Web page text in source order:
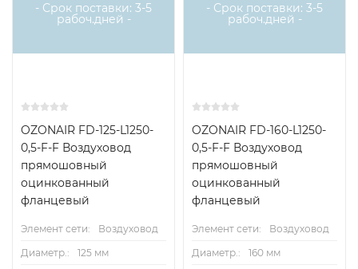
- Срок поставки: 3-5
рабоч.дней -
OZONAIR FD-125-L1250-
0,5-F-F Воздуховод
прямошовный
оцинкованный
фланцевый
Элемент сети:
Воздуховод
Диаметр.:
125 мм
- Срок поставки: 3-5
рабоч.дней -
OZONAIR FD-160-L1250-
0,5-F-F Воздуховод
прямошовный
оцинкованный
фланцевый
Элемент сети:
Воздуховод
Диаметр.:
160 мм